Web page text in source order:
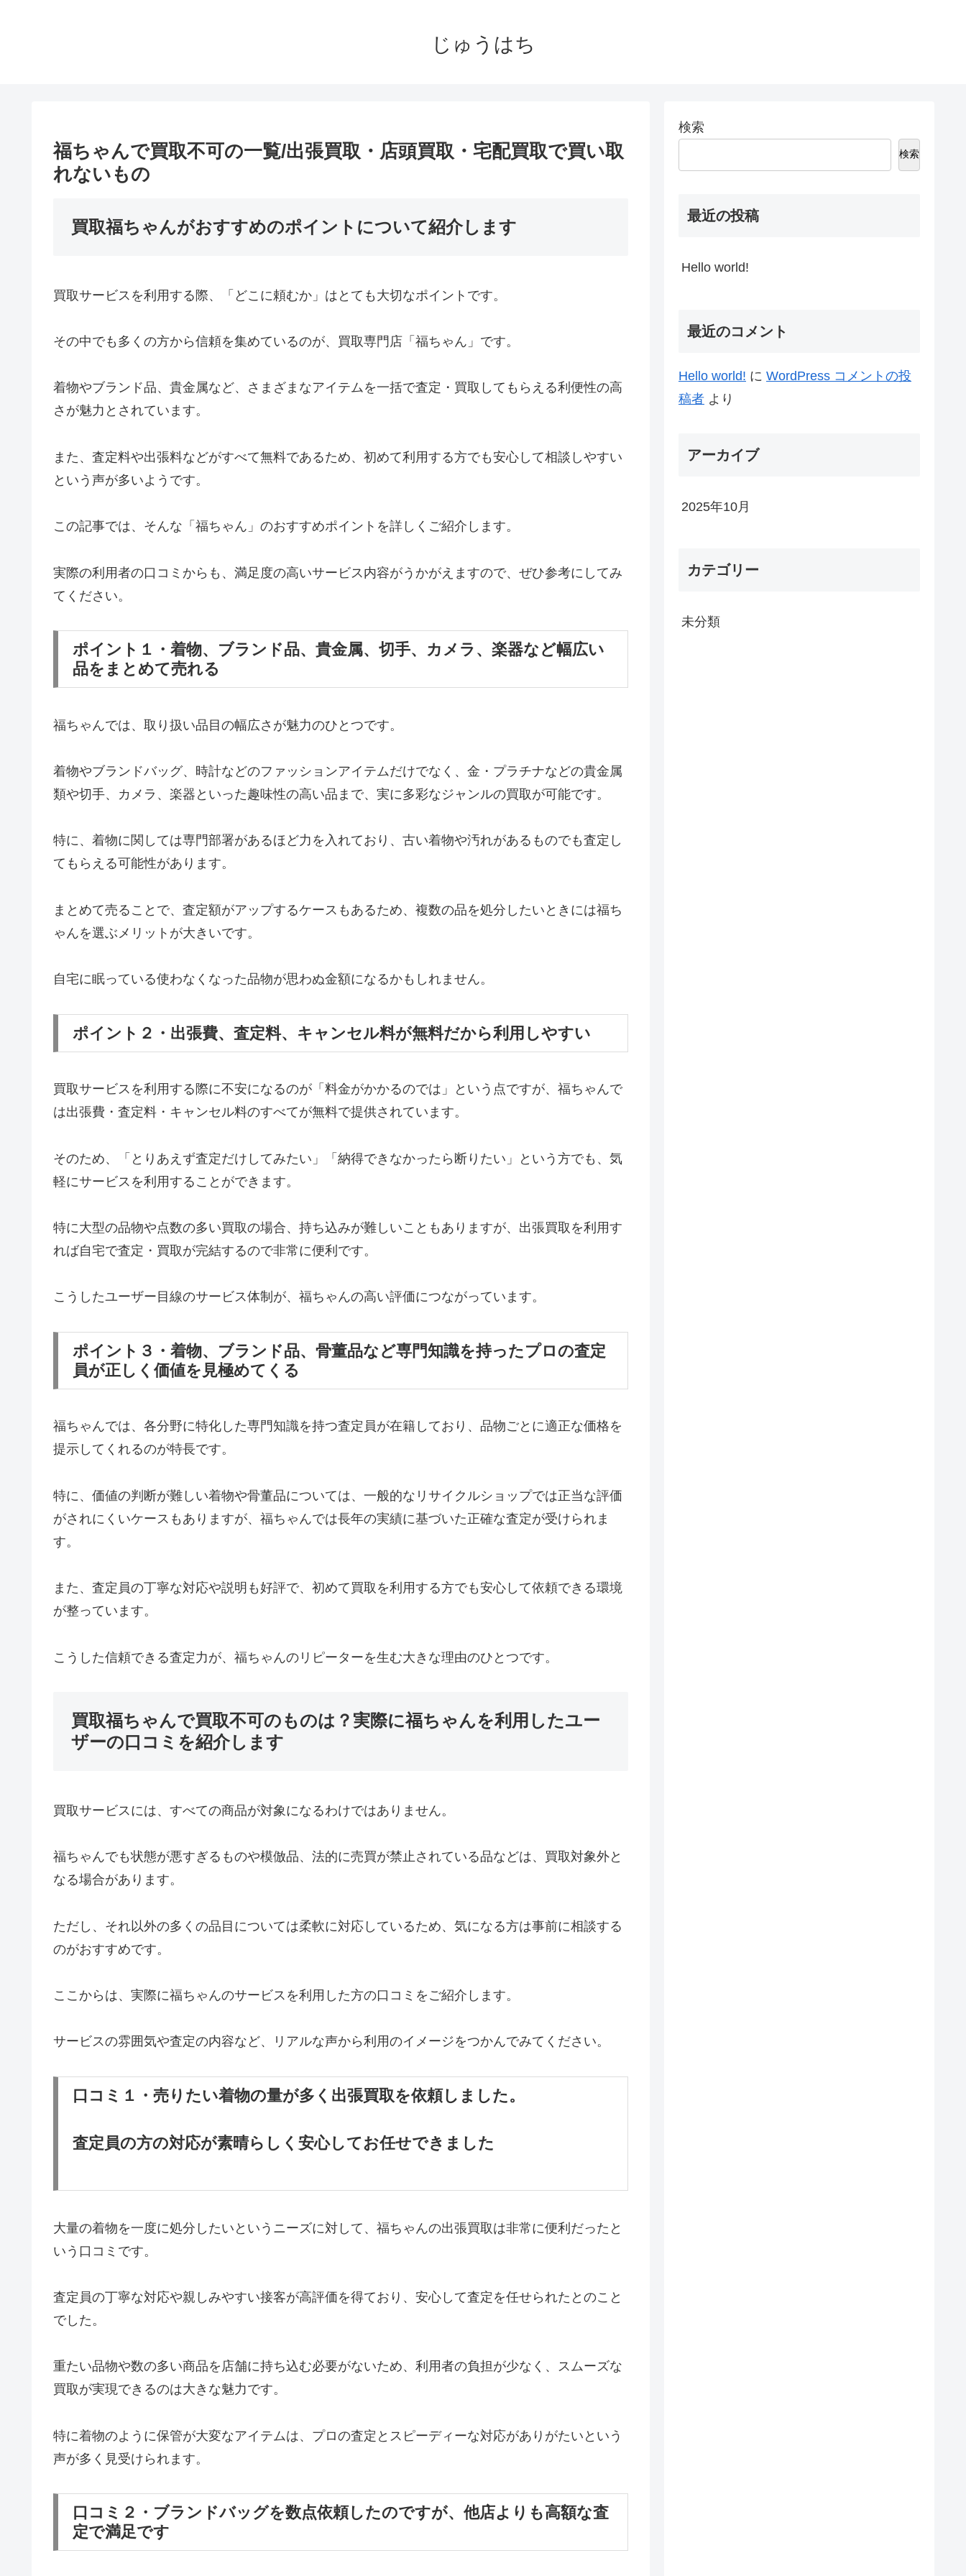
じゅうはち
福ちゃんで買取不可の一覧/出張買取・店頭買取・宅配買取で買い取
れないもの
買取福ちゃんがおすすめのポイントについて紹介します
買取サービスを利用する際、「どこに頼むか」はとても大切なポイントです。
その中でも多くの方から信頼を集めているのが、買取専門店「福ちゃん」です。
着物やブランド品、貴金属など、さまざまなアイテムを一括で査定・買取してもらえる利便性の高
さが魅力とされています。
また、査定料や出張料などがすべて無料であるため、初めて利用する方でも安心して相談しやすい
という声が多いようです。
この記事では、そんな「福ちゃん」のおすすめポイントを詳しくご紹介します。
実際の利用者の口コミからも、満足度の高いサービス内容がうかがえますので、ぜひ参考にしてみ
てください。
ポイント１・着物、ブランド品、貴金属、切手、カメラ、楽器など幅広い
品をまとめて売れる
福ちゃんでは、取り扱い品目の幅広さが魅力のひとつです。
着物やブランドバッグ、時計などのファッションアイテムだけでなく、金・プラチナなどの貴金属
類や切手、カメラ、楽器といった趣味性の高い品まで、実に多彩なジャンルの買取が可能です。
特に、着物に関しては専門部署があるほど力を入れており、古い着物や汚れがあるものでも査定し
てもらえる可能性があります。
まとめて売ることで、査定額がアップするケースもあるため、複数の品を処分したいときには福ち
ゃんを選ぶメリットが大きいです。
自宅に眠っている使わなくなった品物が思わぬ金額になるかもしれません。
ポイント２・出張費、査定料、キャンセル料が無料だから利用しやすい
買取サービスを利用する際に不安になるのが「料金がかかるのでは」という点ですが、福ちゃんで
は出張費・査定料・キャンセル料のすべてが無料で提供されています。
そのため、「とりあえず査定だけしてみたい」「納得できなかったら断りたい」という方でも、気
軽にサービスを利用することができます。
特に大型の品物や点数の多い買取の場合、持ち込みが難しいこともありますが、出張買取を利用す
れば自宅で査定・買取が完結するので非常に便利です。
こうしたユーザー目線のサービス体制が、福ちゃんの高い評価につながっています。
ポイント３・着物、ブランド品、骨董品など専門知識を持ったプロの査定
員が正しく価値を見極めてくる
福ちゃんでは、各分野に特化した専門知識を持つ査定員が在籍しており、品物ごとに適正な価格を
提示してくれるのが特長です。
特に、価値の判断が難しい着物や骨董品については、一般的なリサイクルショップでは正当な評価
がされにくいケースもありますが、福ちゃんでは長年の実績に基づいた正確な査定が受けられま
す。
また、査定員の丁寧な対応や説明も好評で、初めて買取を利用する方でも安心して依頼できる環境
が整っています。
こうした信頼できる査定力が、福ちゃんのリピーターを生む大きな理由のひとつです。
買取福ちゃんで買取不可のものは？実際に福ちゃんを利用したユー
ザーの口コミを紹介します
買取サービスには、すべての商品が対象になるわけではありません。
福ちゃんでも状態が悪すぎるものや模倣品、法的に売買が禁止されている品などは、買取対象外と
なる場合があります。
ただし、それ以外の多くの品目については柔軟に対応しているため、気になる方は事前に相談する
のがおすすめです。
ここからは、実際に福ちゃんのサービスを利用した方の口コミをご紹介します。
サービスの雰囲気や査定の内容など、リアルな声から利用のイメージをつかんでみてください。
口コミ１・売りたい着物の量が多く出張買取を依頼しました。
査定員の方の対応が素晴らしく安心してお任せできました
大量の着物を一度に処分したいというニーズに対して、福ちゃんの出張買取は非常に便利だったと
いう口コミです。
査定員の丁寧な対応や親しみやすい接客が高評価を得ており、安心して査定を任せられたとのこと
でした。
重たい品物や数の多い商品を店舗に持ち込む必要がないため、利用者の負担が少なく、スムーズな
買取が実現できるのは大きな魅力です。
特に着物のように保管が大変なアイテムは、プロの査定とスピーディーな対応がありがたいという
声が多く見受けられます。
口コミ２・ブランドバッグを数点依頼したのですが、他店よりも高額な査
定で満足です
検索
検索
最近の投稿
Hello world!
最近のコメント
Hello world! に WordPress コメントの投
稿者 より
アーカイブ
2025年10月
カテゴリー
未分類